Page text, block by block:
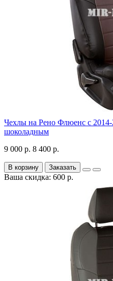
Чехлы на Рено Флюенс с
шоколадным
9 000 р. 8 400 р.
В корзину Заказать
Ваша скидка: 600 р.